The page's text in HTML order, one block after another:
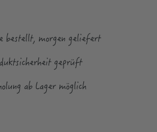
bestellt, morgen geliefert
geprüft
ab Lager möglich